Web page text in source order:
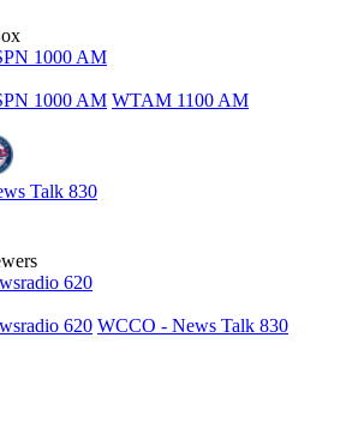
1000 AM
1000 AM WTAM 1100 AM
Talk 830
620
620 WCCO - News Talk 830